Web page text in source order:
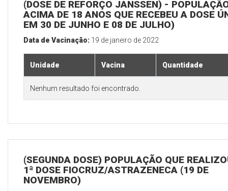
(DOSE DE REFORÇO JANSSEN) -
ACIMA DE 18 ANOS QUE RECEBEU A DOSE
EM 30 DE JUNHO E 08 DE JULHO)
Data de Vacinação: 19 de janeiro de 2022
Unidade Vacina Quantidade
Nenhum resultado foi encontrado.
(SEGUNDA DOSE) POPULAÇÃO QUE
1ª DOSE FIOCRUZ/ASTRAZENECA (19 DE
NOVEMBRO)